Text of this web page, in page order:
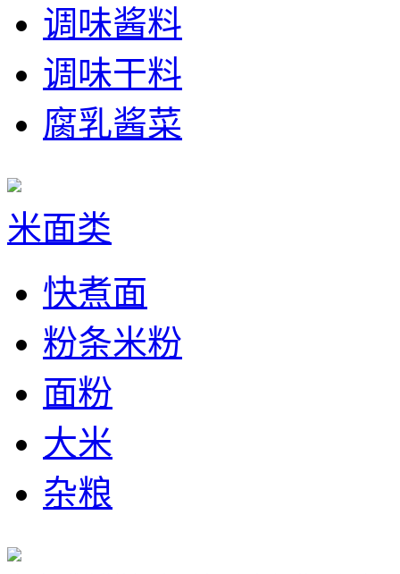
调味酱料
调味干料
腐乳酱菜
米面类
快煮面
粉条米粉
面粉
大米
杂粮